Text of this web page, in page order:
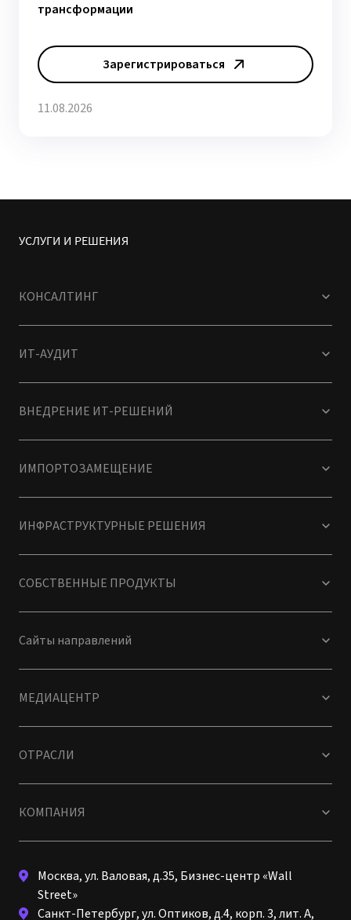
трансформации
11.08.2026
Зарегистрироваться
УСЛУГИ И РЕШЕНИЯ
КОНСАЛТИНГ
ИТ-АУДИТ
ВНЕДРЕНИЕ ИТ-РЕШЕНИЙ
ИМПОРТОЗАМЕЩЕНИЕ
ИНФРАСТРУКТУРНЫЕ РЕШЕНИЯ
СОБСТВЕННЫЕ ПРОДУКТЫ
Сайты направлений
МЕДИАЦЕНТР
ОТРАСЛИ
КОМПАНИЯ
Москва, ул. Валовая, д.35, Бизнес-центр «Wall
Street»
Санкт-Петербург, ул. Оптиков, д.4, корп. 3, лит. А,